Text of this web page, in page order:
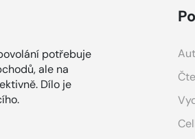
potřebuje
ale na
Dílo je